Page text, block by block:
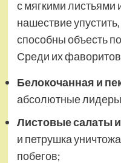
с мягкими листьями
нашествие
способны объесть
Среди их
Белокочанная и
абсолютные
Листовые салаты
и петрушка
побегов;